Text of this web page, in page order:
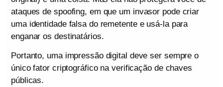
ataques de spoofing, em que um invasor pode criar
uma identidade falsa do remetente e usá-la para
enganar os destinatários.
Portanto, uma impressão digital deve ser sempre o
único fator criptográfico na verificação de chaves
públicas.